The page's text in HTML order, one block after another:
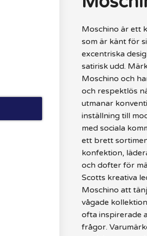
Moschino är ett
som är känt för
excentriska
satirisk udd.
Moschino och
och respektlös
utmanar
inställning till
med sociala
ett brett
konfektion,
och dofter för
Scotts kreativa
Moschino att
vågade
ofta inspirerade
frågor.